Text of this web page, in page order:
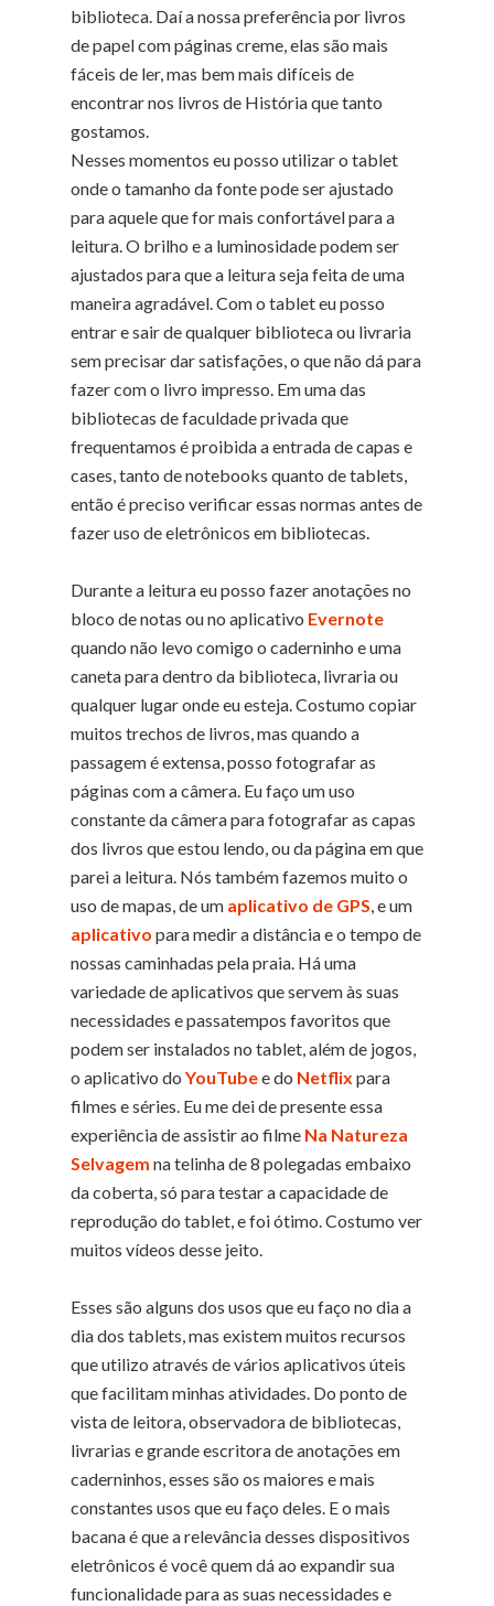
biblioteca. Daí a nossa preferência por livros
de papel com páginas creme, elas são mais
fáceis de ler, mas bem mais difíceis de
encontrar nos livros de História que tanto
gostamos.
Nesses momentos eu posso utilizar o tablet
onde o tamanho da fonte pode ser ajustado
para aquele que for mais confortável para a
leitura. O brilho e a luminosidade podem ser
ajustados para que a leitura seja feita de uma
maneira agradável. Com o tablet eu posso
entrar e sair de qualquer biblioteca ou livraria
sem precisar dar satisfações, o que não dá para
fazer com o livro impresso. Em uma das
bibliotecas de faculdade privada que
frequentamos é proibida a entrada de capas e
cases, tanto de notebooks quanto de tablets,
então é preciso verificar essas normas antes de
fazer uso de eletrônicos em bibliotecas.
Durante a leitura eu posso fazer anotações no
bloco de notas ou no aplicativo Evernote
quando não levo comigo o caderninho e uma
caneta para dentro da biblioteca, livraria ou
qualquer lugar onde eu esteja. Costumo copiar
muitos trechos de livros, mas quando a
passagem é extensa, posso fotografar as
páginas com a câmera. Eu faço um uso
constante da câmera para fotografar as capas
dos livros que estou lendo, ou da página em que
parei a leitura. Nós também fazemos muito o
uso de mapas, de um aplicativo de GPS , e um
aplicativo para medir a distância e o tempo de
nossas caminhadas pela praia. Há uma
variedade de aplicativos que servem às suas
necessidades e passatempos favoritos que
podem ser instalados no tablet, além de jogos,
o aplicativo do YouTubee do Netflix para
filmes e séries. Eu me dei de presente essa
experiência de assistir ao filme Na Natureza
Selvagem na telinha de 8 polegadas embaixo
da coberta, só para testar a capacidade de
reprodução do tablet, e foi ótimo. Costumo ver
muitos vídeos desse jeito.
Esses são alguns dos usos que eu faço no dia a
dia dos tablets, mas existem muitos recursos
que utilizo através de vários aplicativos úteis
que facilitam minhas atividades. Do ponto de
vista de leitora, observadora de bibliotecas,
livrarias e grande escritora de anotações em
caderninhos, esses são os maiores e mais
constantes usos que eu faço deles. E o mais
bacana é que a relevância desses dispositivos
eletrônicos é você quem dá ao expandir sua
funcionalidade para as suas necessidades e